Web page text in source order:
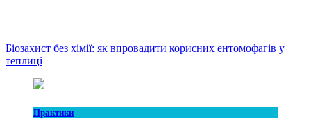
Біозахист без хімії: як впровадити корисних ентомофагів у
теплиці
Практики